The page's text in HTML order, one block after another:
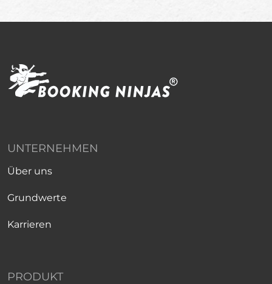
UNTERNEHMEN
Über uns
Grundwerte
Karrieren
PRODUKT